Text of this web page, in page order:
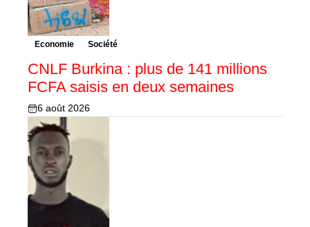
Economie Société
CNLF Burkina : plus de 141 millions
FCFA saisis en deux semaines
6 août 2026